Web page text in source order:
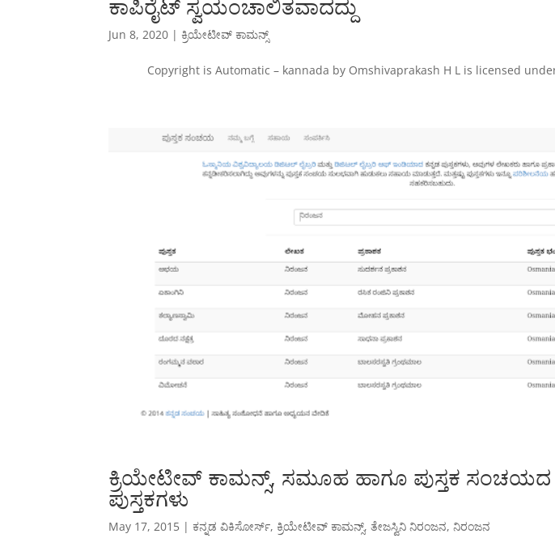
ಕಾಪಿರೈಟ್ ಸ್ವಯಂಚಾಲಿತವಾದದ್ದು
Jun 8, 2020 |ಕ್ರಿಯೇಟೀವ್ ಕಾಮನ್ಸ್
‍Copyright is Automatic – kannada by Omshivaprakash H L is licensed under
ಕ್ರಿಯೇಟೀವ್ ಕಾಮನ್ಸ್, ಸಮೂಹ ಹಾಗೂ ಪುಸ್ತಕ
ಪುಸ್ತಕಗಳು
May 17, 2015 | ಕನ್ನಡ ವಿಕಿಸೋರ್ಸ್,ಕ್ರಿಯೇಟೀವ್ ಕಾಮನ್ಸ್,ತೇಜಸ್ವಿನಿ ನಿರಂಜನ,ನಿರಂಜನ